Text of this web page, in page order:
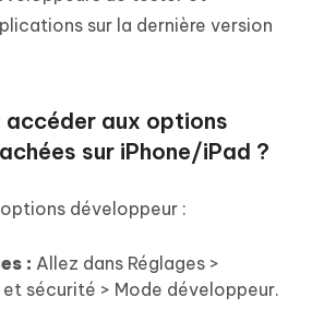
sur la dernière version
accéder aux options
sur iPhone/iPad ?
développeur :
: Allez dans Réglages >
sécurité > Mode développeur.